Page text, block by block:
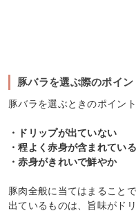
豚バラを選ぶ際のポイン
豚バラを選ぶときのポイン
・ドリップが出ていない
・程よく赤身が含まれている
・赤身がきれいで鮮やか
豚肉全般に当てはまること
出ているものは、旨味がド